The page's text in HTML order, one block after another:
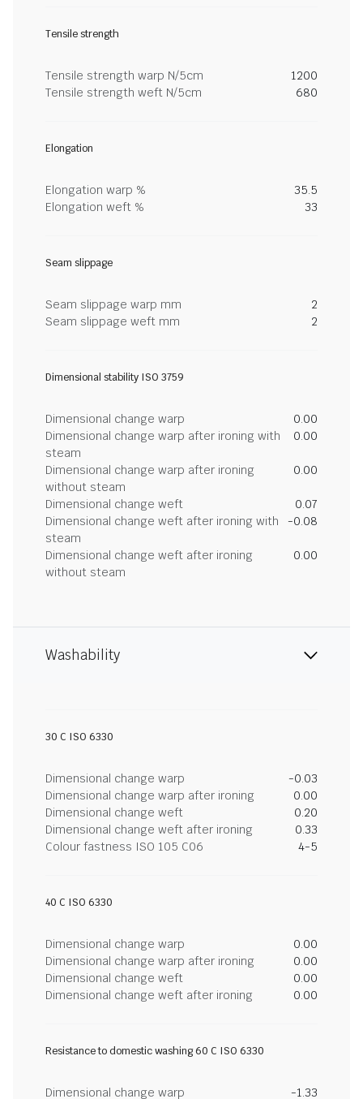
Tensile strength
Tensile strength warp N/5cm
1200
Tensile strength weft N/5cm
680
Elongation
Elongation warp %
35.5
Elongation weft %
33
Seam slippage
Seam slippage warp mm
2
Seam slippage weft mm
2
Dimensional stability ISO 3759
Dimensional change warp
0.00
Dimensional change warp after ironing with
steam
0.00
Dimensional change warp after ironing
without steam
0.00
Dimensional change weft
0.07
Dimensional change weft after ironing with
steam
-0.08
Dimensional change weft after ironing
without steam
0.00
Washability
30 C ISO 6330
Dimensional change warp
-0.03
Dimensional change warp after ironing
0.00
Dimensional change weft
0.20
Dimensional change weft after ironing
0.33
Colour fastness ISO 105 C06
4-5
40 C ISO 6330
Dimensional change warp
0.00
Dimensional change warp after ironing
0.00
Dimensional change weft
0.00
Dimensional change weft after ironing
0.00
Resistance to domestic washing 60 C ISO 6330
Dimensional change warp -1.33